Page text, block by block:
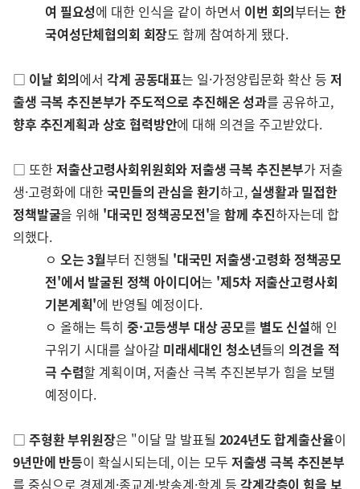
여 필요성에 대한 인식을 같이 하면서 이번 회의부터는한
국여성단체협의회 회장도 함께 참여하게 됐다.
□ 이날 회의에서각계 공동대표는 일·가정양립문화 확산 등 저
출생 극복 추진본부가 주도적으로 추진해온 성과를 공유하고,
향후 추진계획과 상호 협력방안에 대해 의견을 주고받았다.
□ 또한 저출산고령사회위원회와 저출생 극복 추진본부가 저출
생·고령화에 대한 국민들의 관심을 환기하고,실생활과 밀접한
정책발굴을 위해 '대국민 정책공모전'을함께 추진하자는데 합
의했다.
ㅇ 오는 3월부터 진행될 '대국민 저출생·고령화 정책공모
전'에서 발굴된 정책 아이디어는 '제5차 저출산고령사회
기본계획'에 반영될 예정이다.
ㅇ 올해는 특히 중·고등생부 대상 공모를 별도 신설해 인
구위기 시대를 살아갈 미래세대인 청소년들의의견을 적
극 수렴할 계획이며, 저출산 극복 추진본부가 힘을 보탤
예정이다.
□ 주형환 부위원장은 "이달 말 발표될 2024년도 합계출산율이
9년만에 반등이 확실시되는데, 이는 모두 저출생 극복 추진본부
를 중심으로 경제계·종교계·방송계·학계 등 각계각층이 힘을 보